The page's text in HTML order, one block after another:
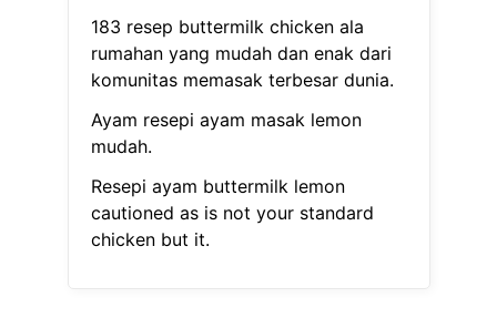
183 resep buttermilk chicken ala
rumahan yang mudah dan enak dari
komunitas memasak terbesar dunia.
Ayam resepi ayam masak lemon
mudah.
Resepi ayam buttermilk lemon
cautioned as is not your standard
chicken but it.